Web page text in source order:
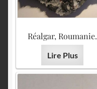
Réalgar, Roumanie.
Lire Plus